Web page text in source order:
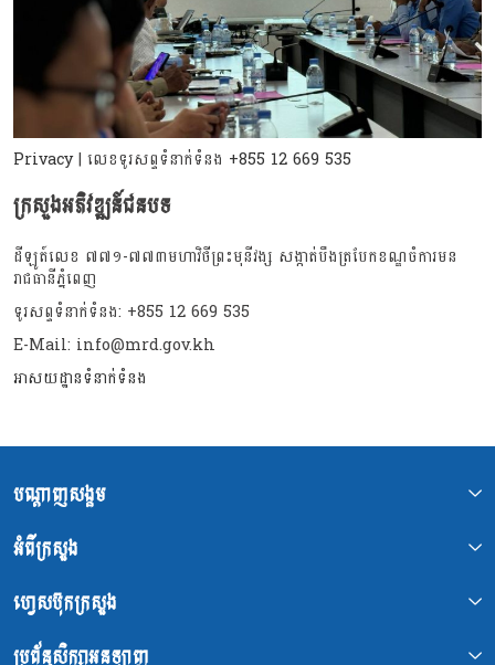
Privacy| លេខទូរសព្ទទំនាក់ទំនង +855 12 669 535
ក្រសួងអភិវឌ្ឍន៍ជនបទ
ដីឡូត៍លេខ ៧៧១-៧៧៣មហាវិថីព្រះមុនីវង្ស សង្កាត់បឹងត្របែកខណ្ឌចំការមន
រាជធានីភ្នំពេញ
ទូរសព្ទទំនាក់ទំនង: +855 12 669 535
E-Mail: info@mrd.gov.kh
អាសយដ្ឋានទំនាក់ទំនង
បណ្ដាញសង្គម
អំពីក្រសួង
ហ្វេសប៊ុកក្រសួង
ប្រព័ន្ធសិក្សាអនឡាញ